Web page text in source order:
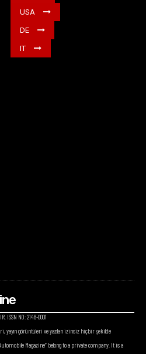
USA
DE
IT
ISSN NO: 2148-0001
yayın görüntüleri ve yazıları izinsiz hiçbir şekilde
Magazine” belong to a private company. It is a